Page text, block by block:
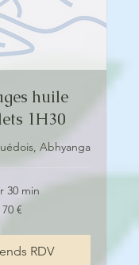
huile
1H30
Abhyanga
30 min
70 €
RDV